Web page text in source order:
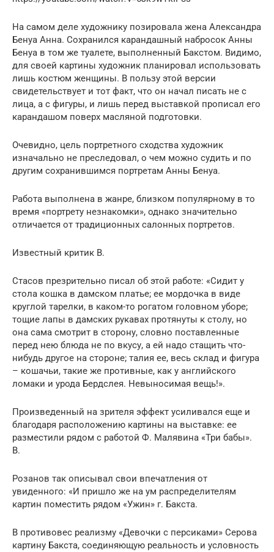
На самом деле художнику позировала жена Александра
Бенуа Анна. Сохранился карандашный набросок Анны
Бенуа в том же туалете, выполненный Бакстом. Видимо,
для своей картины художник планировал использовать
лишь костюм женщины. В пользу этой версии
свидетельствует и тот факт, что он начал писать не с
лица, а с фигуры, и лишь перед выставкой прописал его
карандашом поверх масляной подготовки.
Очевидно, цель портретного сходства художник
изначально не преследовал, о чем можно судить и по
другим сохранившимся портретам Анны Бенуа.
Работа выполнена в жанре, близком популярному в то
время «портрету незнакомки», однако значительно
отличается от традиционных салонных портретов.
Известный критик В.
Стасов презрительно писал об этой работе: «Сидит у
стола кошка в дамском платье; ее мордочка в виде
круглой тарелки, в каком-то рогатом головном уборе;
тощие лапы в дамских рукавах протянуты к столу, но
она сама смотрит в сторону, словно поставленные
перед нею блюда не по вкусу, а ей надо стащить что-
нибудь другое на стороне; талия ее, весь склад и фигура
– кошачьи, такие же противные, как у английского
ломаки и урода Бердслея. Невыносимая вещь!».
Произведенный на зрителя эффект усиливался еще и
благодаря расположению картины на выставке: ее
разместили рядом с работой Ф. Малявина «Три бабы».
В.
Розанов так описывал свои впечатления от
увиденного: «И пришло же на ум распределителям
картин поместить рядом «Ужин» г. Бакста.
В противовес реализму «Девочки с персиками» Серова
картину Бакста, соединяющую реальность и условность